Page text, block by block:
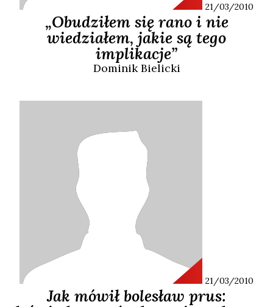
21/03/2010
„Obudziłem się rano i nie
wiedziałem, jakie są tego
implikacje”
DominikBielicki
21/03/2010
Jak mówił bolesław prus: